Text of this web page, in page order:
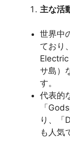
主な活
世界中
ており
サ島）
す。
代表的
「
り、「
も人気